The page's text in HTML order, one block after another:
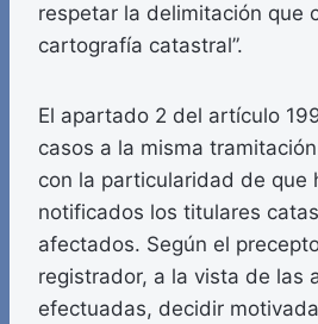
respetar la delimitación que
cartografía catastral”.
El apartado 2 del artículo
casos a la misma
con la particularidad de que
notificados los titulares
afectados. Según el
registrador, a la vista de las
efectuadas, decidir